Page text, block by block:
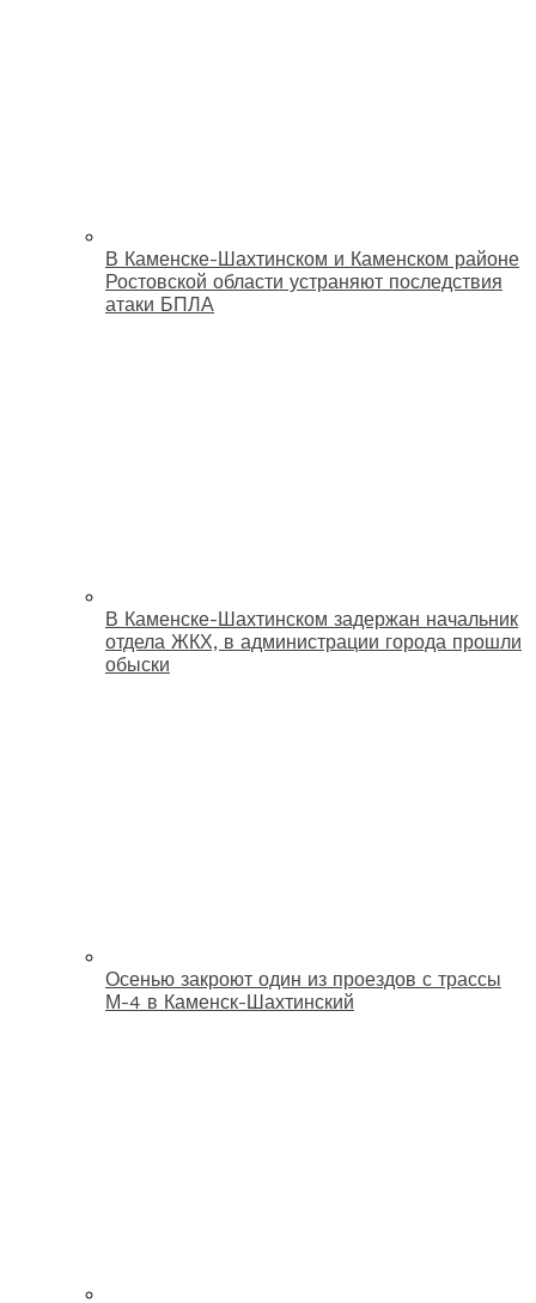
В Каменске-Шахтинском и Каменском районе
Ростовской области устраняют последствия
атаки БПЛА
В Каменске-Шахтинском задержан начальник
отдела ЖКХ, в администрации города прошли
обыски
Осенью закроют один из проездов с трассы
М-4 в Каменск-Шахтинский